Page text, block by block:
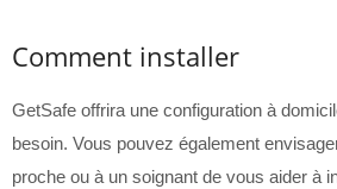
Comment installer
GetSafe offrira une configuration à
besoin. Vous pouvez également
proche ou à un soignant de vous aider à